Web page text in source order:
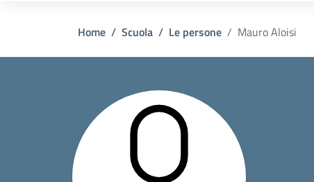
Home Scuola Le persone Mauro Aloisi